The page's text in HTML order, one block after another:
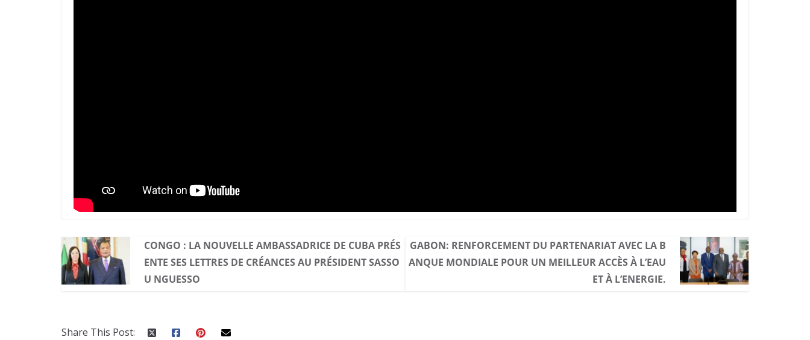
CONGO : LA NOUVELLE AMBASSADRICE DE CUBA PRÉS
ENTE SES LETTRES DE CRÉANCES AU PRÉSIDENT SASSO
U NGUESSO
GABON: RENFORCEMENT DU PARTENARIAT AVEC LA B
ANQUE MONDIALE POUR UN MEILLEUR ACCÈS À L’EAU
ET À L’ENERGIE.
Share This Post: